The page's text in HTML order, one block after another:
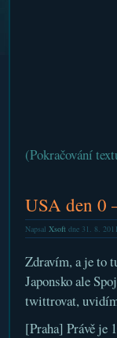
(Pokračování
USA den 0
Napsal Xsoftdne 31. 8.
Zdravím, a je to
Japonsko ale
twittrovat,
[Praha] Právě je